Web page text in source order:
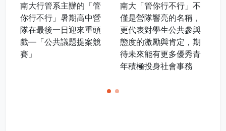
南大行管系主辦的「管
你行不行」暑期高中營
隊在最後一日迎來重頭
戲—「公共議題提案競
賽」
南大「管你行不行」不
僅是營隊響亮的名稱，
更代表對學生公共參與
態度的激勵與肯定，期
待未來能有更多優秀青
年積極投身社會事務